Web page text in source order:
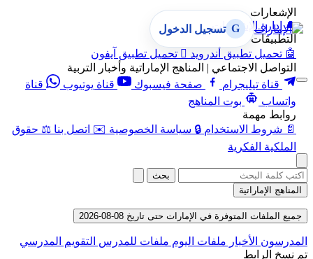
الإشعارات
🔔 إدارة الإشعارات
التطبيقات
🤖 تحميل تطبيق أندرويد  تحميل تطبيق آيفون
التواصل الاجتماعي | المناهج الإماراتية وأخبار التربية
قناة تيليجرام
صفحة فيسبوك قناة يوتيوب
قناة
واتساب
بوت المناهج
روابط مهمة
📄 شروط الاستخدام 🔒 سياسة الخصوصية ✉️ اتصل بنا ⚖️ حقوق
الملكية الفكرية
G تسجيل الدخول
بحث
المناهج الإماراتية
جميع الملفات المتوفرة في الإمارات حتى تاريخ 08-08-2026
المدرسون الأخبار ملفات اليوم ملفات للمدرس التقويم المدرسي
تم نسخ الرابط